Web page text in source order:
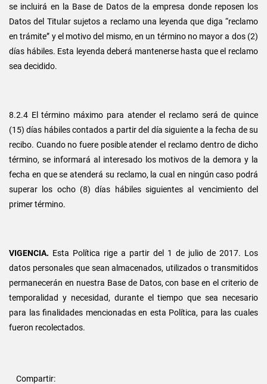
se incluirá en la Base de Datos de la empresa donde reposen los
Datos del Titular sujetos a reclamo una leyenda que diga “reclamo
en trámite” y el motivo del mismo, en un término no mayor a dos (2)
días hábiles. Esta leyenda deberá mantenerse hasta que el reclamo
sea decidido.
8.2.4 El término máximo para atender el reclamo será de quince
(15) días hábiles contados a partir del día siguiente a la fecha de su
recibo. Cuando no fuere posible atender el reclamo dentro de dicho
término, se informará al interesado los motivos de la demora y la
fecha en que se atenderá su reclamo, la cual en ningún caso podrá
superar los ocho (8) días hábiles siguientes al vencimiento del
primer término.
VIGENCIA. Esta Política rige a partir del 1 de julio de 2017. Los
datos personales que sean almacenados, utilizados o transmitidos
permanecerán en nuestra Base de Datos, con base en el criterio de
temporalidad y necesidad, durante el tiempo que sea necesario
para las finalidades mencionadas en esta Política, para las cuales
fueron recolectados.
Compartir: